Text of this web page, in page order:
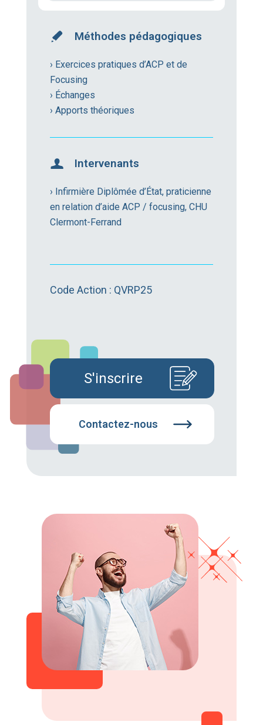
Méthodes pédagogiques
› Exercices pratiques d’ACP et de
Focusing
› Échanges
› Apports théoriques
Intervenants
› Infirmière Diplômée d’État, praticienne
en relation d’aide ACP / focusing, CHU
Clermont-Ferrand
Code Action : QVRP25
S'inscrire
Contactez-nous